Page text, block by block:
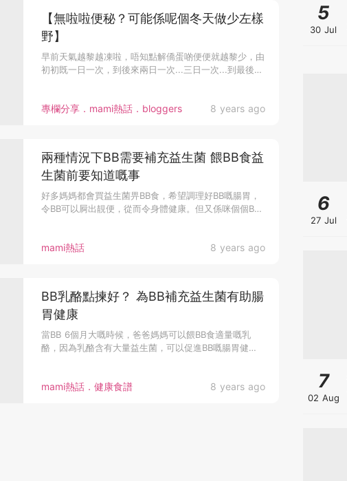
專欄分享．mami熱話．bloggers 8 years ago
【無啦啦便秘？可能係呢個冬天做少左樣
野】
早前天氣越黎越凍啦，唔知點解僑蛋啲便便就越黎少，由
初初既一日一次，到後來兩日一次...三日一次...到最後變
mami熱話 8 years ago
兩種情況下BB需要補充益生菌 餵BB食益
生菌前要知道嘅事
好多媽媽都會買益生菌畀BB食，希望調理好BB嘅腸胃，
令BB可以屙出靚便，從而令身體健康。但又係咪個個BB
mami熱話．健康食譜 8 years ago
BB乳酪點揀好？ 為BB補充益生菌有助腸
胃健康
當BB 6個月大嘅時候，爸爸媽媽可以餵BB食適量嘅乳
酪，因為乳酪含有大量益生菌，可以促進BB嘅腸胃健
5
30 Jul
6
27 Jul
7
02 Aug